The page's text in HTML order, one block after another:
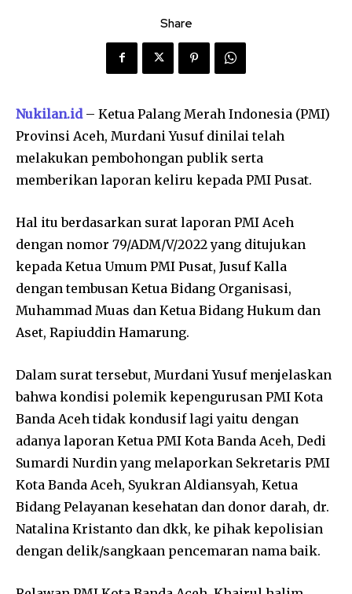
Share
Nukilan.id– Ketua Palang Merah Indonesia (PMI)
Provinsi Aceh, Murdani Yusuf dinilai telah
melakukan pembohongan publik serta
memberikan laporan keliru kepada PMI Pusat.
Hal itu berdasarkan surat laporan PMI Aceh
dengan nomor 79/ADM/V/2022 yang ditujukan
kepada Ketua Umum PMI Pusat, Jusuf Kalla
dengan tembusan Ketua Bidang Organisasi,
Muhammad Muas dan Ketua Bidang Hukum dan
Aset, Rapiuddin Hamarung.
Dalam surat tersebut, Murdani Yusuf menjelaskan
bahwa kondisi polemik kepengurusan PMI Kota
Banda Aceh tidak kondusif lagi yaitu dengan
adanya laporan Ketua PMI Kota Banda Aceh, Dedi
Sumardi Nurdin yang melaporkan Sekretaris PMI
Kota Banda Aceh, Syukran Aldiansyah, Ketua
Bidang Pelayanan kesehatan dan donor darah, dr.
Natalina Kristanto dan dkk, ke pihak kepolisian
dengan delik/sangkaan pencemaran nama baik.